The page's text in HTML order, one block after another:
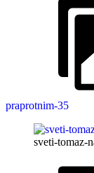
praprotnim-35
sveti-tomaz-